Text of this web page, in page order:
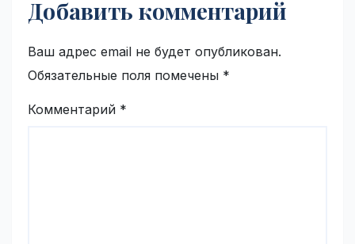
Добавить комментарий
Ваш адрес email не будет опубликован.
Обязательные поля помечены *
Комментарий *